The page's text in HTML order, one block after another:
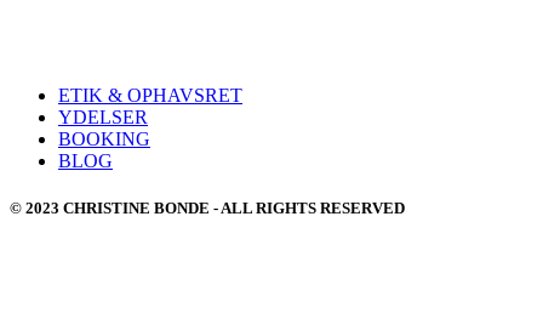
ETIK & OPHAVSRET
YDELSER
BOOKING
BLOG
© 2023 CHRISTINE BONDE - ALL RIGHTS RESERVED